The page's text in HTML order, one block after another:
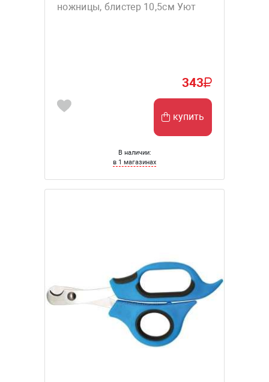
ножницы, блистер 10,5см Уют
343
купить
В наличии:
в 1 магазинах